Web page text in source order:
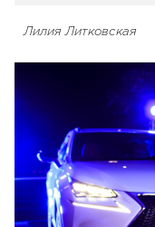
Лилия Литковская